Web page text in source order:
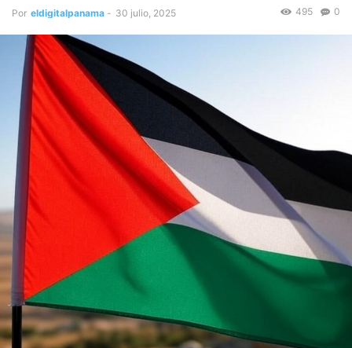
Por eldigitalpanama - 30 julio, 2025 0
495